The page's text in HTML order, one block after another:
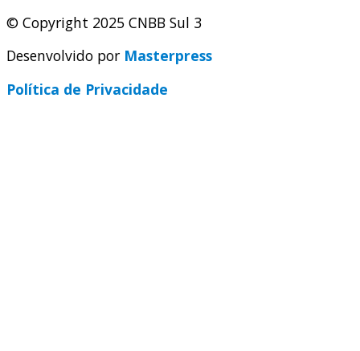
© Copyright 2025 CNBB Sul 3
Desenvolvido por Masterpress
Política de Privacidade